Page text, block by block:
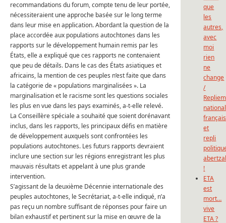
recommandations du forum, compte tenu de leur portée,
nécessiteraient une approche basée sur le long terme
dans leur mise en application.Abordant la question de la
place accordée aux populations autochtones dans les
rapports sur le développement humain remis par les
États, elle a expliqué que ces rapports ne contenaient
que peu de détails. Dans le cas des États asiatiques et
africains, la mention de ces peuples n’est faite que dans
la catégorie de « populations marginalisées ». La
marginalisation et le racisme sont les questions sociales
les plus en vue dans les pays examinés, a-t-elle relevé.
La Conseillère spéciale a souhaité que soient dorénavant
inclus, dans les rapports, les principaux défis en matière
de développement auxquels sont confrontées les
populations autochtones. Les futurs rapports devraient
inclure une section sur les régions enregistrant les plus
mauvais résultats et appelant à une plus grande
intervention.
S’agissant de la deuxième Décennie internationale des
peuples autochtones, le Secrétariat, a-t-elle indiqué, n’a
pas reçu un nombre suffisant de réponses pour faire un
bilan exhaustif et pertinent sur la mise en œuvre de la
que
les
autres,
avec
moi
rien
ne
change
/
et
repli
!
ETA
est
mort…
vive
ETA ?